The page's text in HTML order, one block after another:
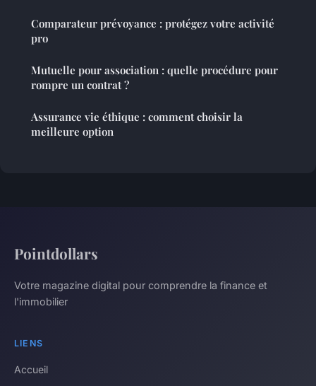
Comparateur prévoyance : protégez votre activité
pro
Mutuelle pour association : quelle procédure pour
rompre un contrat ?
Assurance vie éthique : comment choisir la
meilleure option
Pointdollars
Votre magazine digital pour comprendre la finance et
l'immobilier
LIENS
Accueil